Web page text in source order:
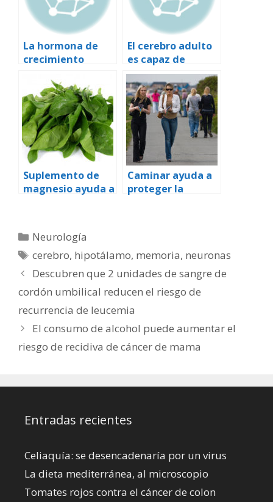
La hormona de
crecimiento
efectos de las
drogas en las
neuronas de la
memoria
El cerebro adulto
es capaz de
formar nuevas
neuronas
Suplemento de
magnesio ayuda a
Caminar ayuda a
proteger la
Categorías
Neurología
Etiquetas
cerebro, hipotálamo, memoria, neuronas
Descubren que 2 unidades de sangre de
cordón umbilical reducen el riesgo de
recurrencia de leucemia
El consumo de alcohol puede aumentar el
riesgo de recidiva de cáncer de mama
Entradas recientes
Celiaquía: se desencadenaría por un virus
La dieta mediterránea, al microscopio
Tomates rojos contra el cáncer de colon